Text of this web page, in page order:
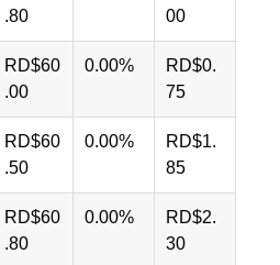
.80
00
RD$60
.00
0.00%
RD$0.
75
RD$60
.50
0.00%
RD$1.
85
RD$60
.80
0.00%
RD$2.
30